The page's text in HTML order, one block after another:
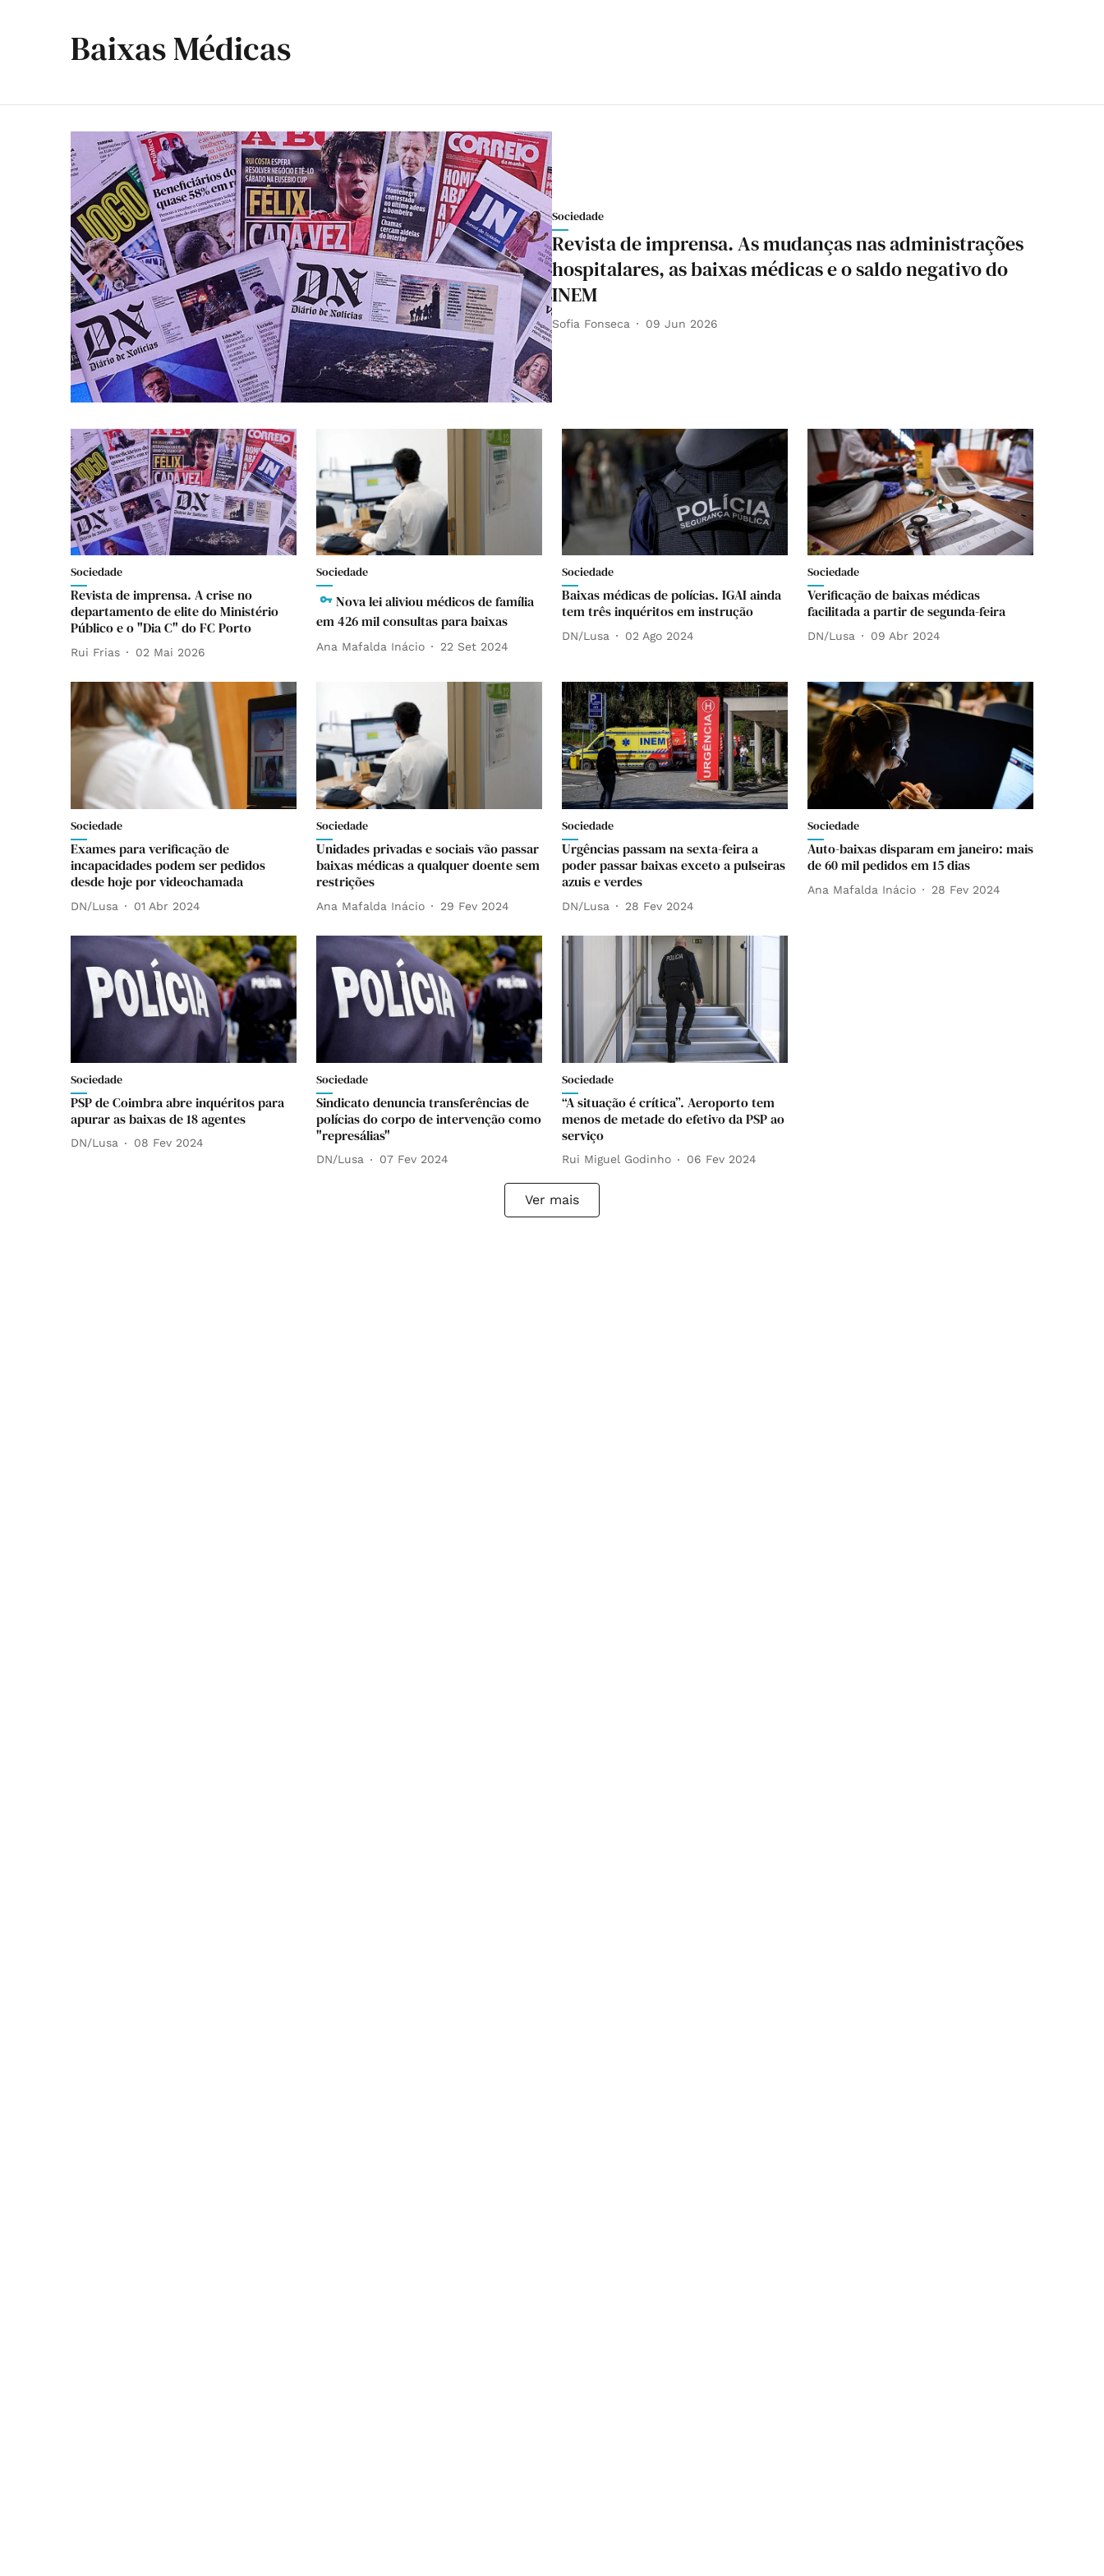
Baixas Médicas
Sociedade
Revista de imprensa. As mudanças nas administrações
hospitalares, as baixas médicas e o saldo negativo do
INEM
Sofia Fonseca 09 Jun 2026
Sociedade
Revista de imprensa. A crise no
departamento de elite do Ministério
Público e o "Dia C" do FC Porto
Rui Frias 02 Mai 2026
Sociedade
Nova lei aliviou médicos de família
em 426 mil consultas para baixas
Ana Mafalda Inácio 22 Set 2024
Sociedade
Baixas médicas de polícias. IGAI ainda
tem três inquéritos em instrução
DN/Lusa 02 Ago 2024
Sociedade
Verificação de baixas médicas
facilitada a partir de segunda-feira
DN/Lusa 09 Abr 2024
Sociedade
Exames para verificação de
incapacidades podem ser pedidos
desde hoje por videochamada
DN/Lusa 01 Abr 2024
Sociedade
Unidades privadas e sociais vão passar
baixas médicas a qualquer doente sem
restrições
Ana Mafalda Inácio 29 Fev 2024
Sociedade
Urgências passam na sexta-feira a
poder passar baixas exceto a pulseiras
azuis e verdes
DN/Lusa 28 Fev 2024
Sociedade
Auto-baixas disparam em janeiro: mais
de 60 mil pedidos em 15 dias
Ana Mafalda Inácio 28 Fev 2024
Sociedade
PSP de Coimbra abre inquéritos para
apurar as baixas de 18 agentes
DN/Lusa 08 Fev 2024
Sociedade
Sindicato denuncia transferências de
polícias do corpo de intervenção como
"represálias"
DN/Lusa 07 Fev 2024
Sociedade
“A situação é crítica”. Aeroporto tem
menos de metade do efetivo da PSP ao
serviço
Rui Miguel Godinho 06 Fev 2024
Ver mais